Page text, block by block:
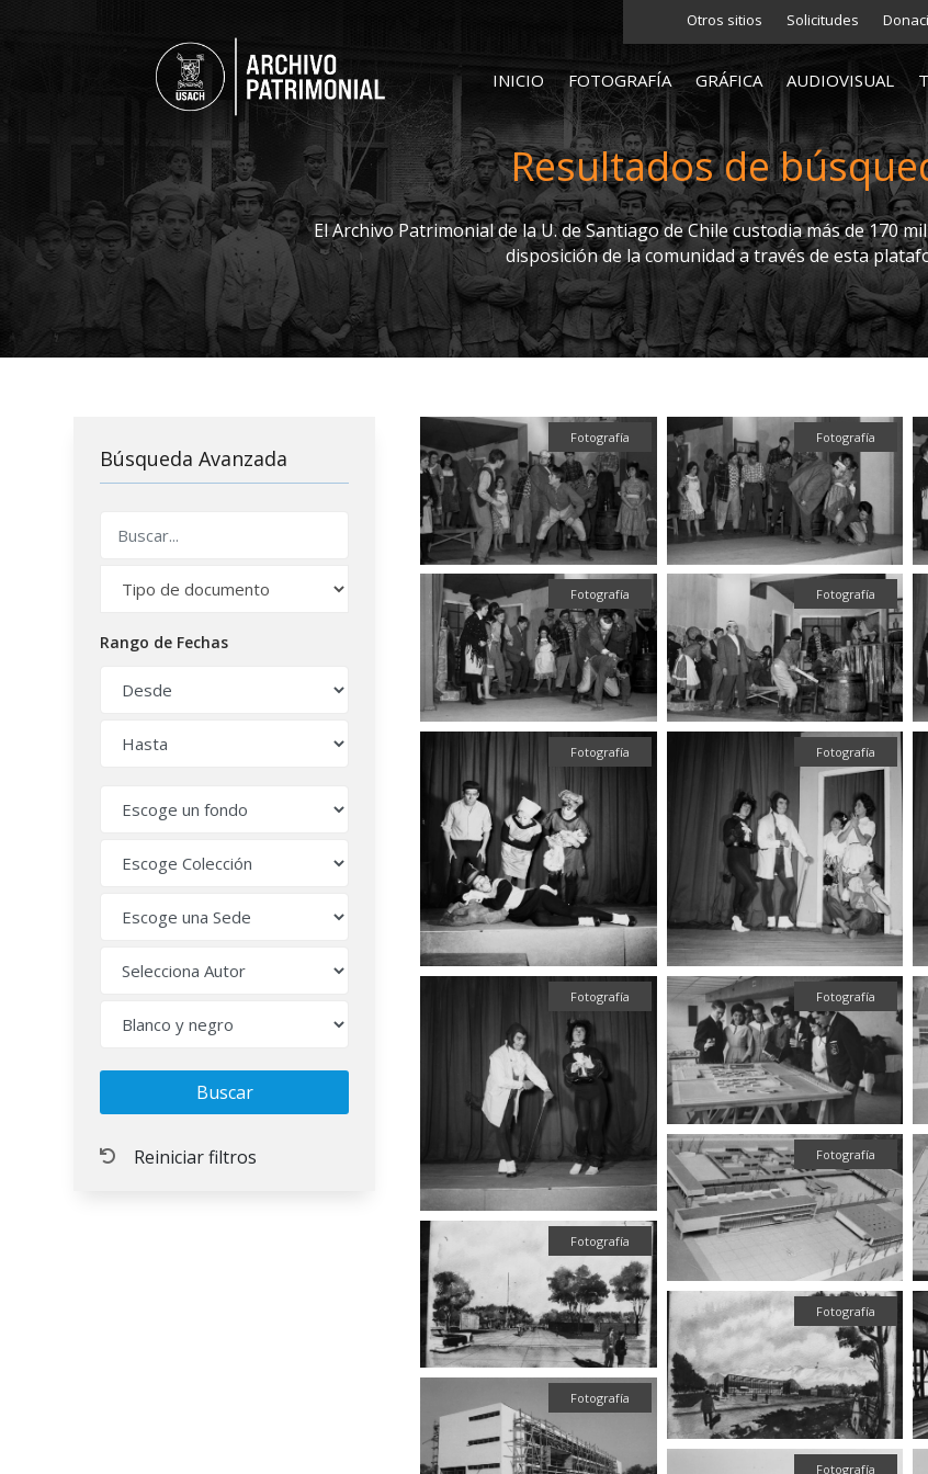
Otros sitios Solicitudes
INICIO FOTOGRAFÍA GRÁFICA AUDIOVISUAL
Resultados de
El Archivo Patrimonial de la U. de Santiago de Chile custodia más de 170
disposición de la comunidad a través de esta
Búsqueda Avanzada
Rango de Fechas
Fotografía Fotografía
Fotografía Fotografía
Fotografía Fotografía
Fotografía Fotografía
Fotografía
Fotografía
Fotografía
Fotografía
Fotografía